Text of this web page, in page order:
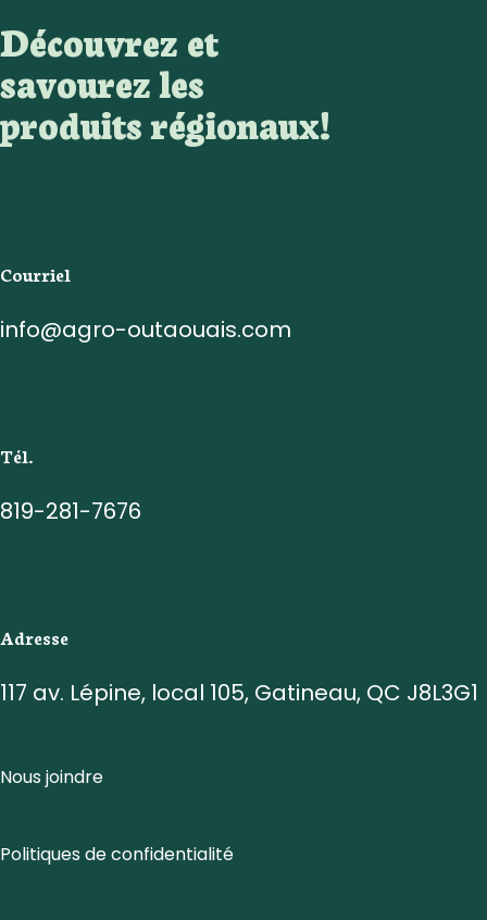
Découvrez et
savourez les
produits régionaux!
Courriel
info@agro-outaouais.com
Tél.
819-281-7676
Adresse
117 av. Lépine, local 105, Gatineau, QC J8L3G1
Nous joindre
Politiques de confidentialité